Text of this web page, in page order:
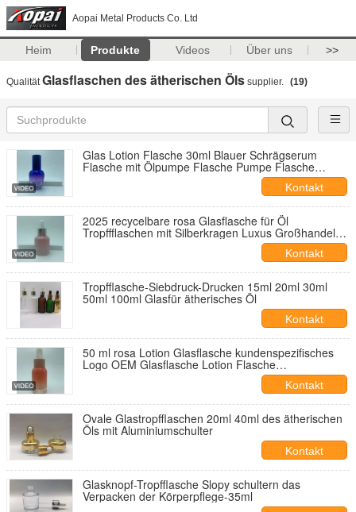
Aopai Metal Products Co. Ltd
Heim Produkte Videos Über uns >>
QualitätGlasflaschen des ätherischen Öls supplier. (19)
Glas Lotion Flasche 30ml Blauer Schrägserum
Flasche mit Ölpumpe Flasche Pumpe Flasche
Kontakt
2025 recycelbare rosa Glasflasche für Öl
Tropffflaschen mit Silberkragen Luxus Großhandel
Kontakt
Tropfflasche-Siebdruck-Drucken 15ml 20ml 30ml
50ml 100ml Glasfür ätherisches Öl
Kontakt
50 ml rosa Lotion Glasflasche kundenspezifisches
Logo OEM Glasflasche Lotion Flasche
Kontakt
Ovale Glastropfflaschen 20ml 40ml des ätherischen
Öls mit Aluminiumschulter
Kontakt
Glasknopf-Tropfflasche Slopy schultern das
Verpacken der Körperpflege-35ml